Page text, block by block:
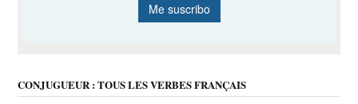
CONJUGUEUR : TOUS LES VERBES FRANÇAIS